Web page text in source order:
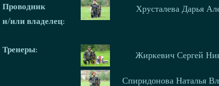
Проводник
и/или владелец:
Хрусталева Дарья
Тренеры: Жиркевич Сергей
Спиридонова Наталья